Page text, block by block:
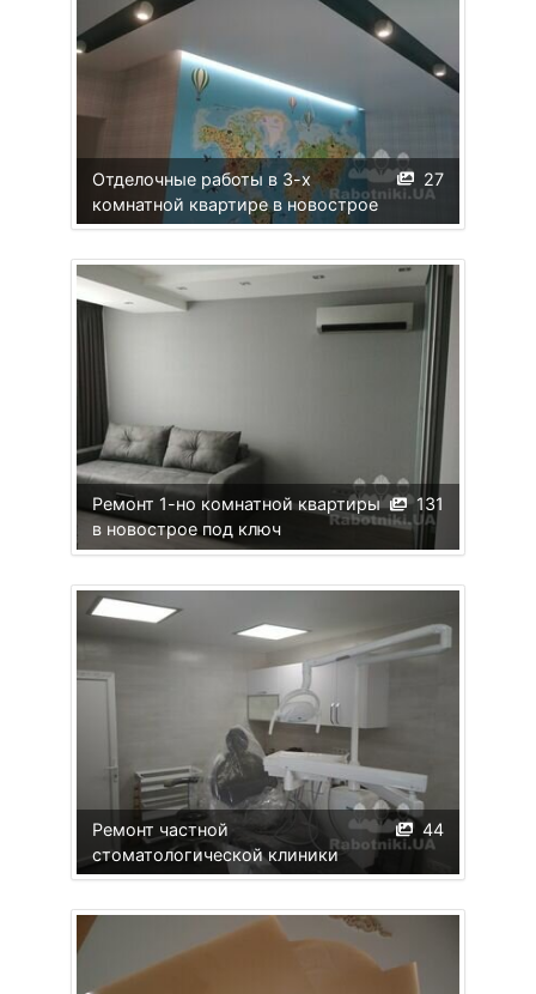
27
Отделочные работы в 3-х
комнатной квартире в новострое
131
Ремонт 1-но комнатной квартиры
в новострое под ключ
44
Ремонт частной
стоматологической клиники